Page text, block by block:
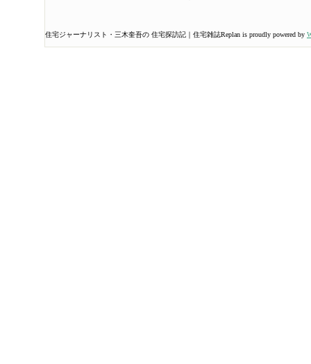
住宅ジャーナリスト・三木奎吾の 住宅探訪記｜住宅雑誌Replan is proudly powered by